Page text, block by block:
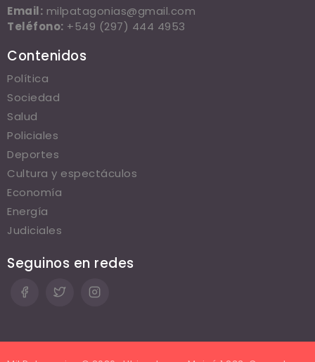
Email: milpatagonias@gmail.com
Teléfono: +549 (297) 444 4953
Contenidos
Política
Sociedad
Salud
Policiales
Deportes
Cultura y espectáculos
Economía
Energía
Judiciales
Seguinos en redes